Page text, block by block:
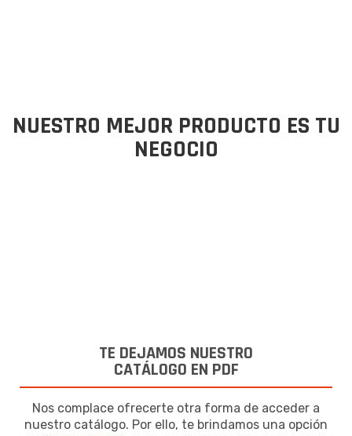
NUESTRO MEJOR PRODUCTO ES TU
NEGOCIO
TE DEJAMOS NUESTRO
CATÁLOGO EN PDF
Nos complace ofrecerte otra forma de acceder a
nuestro catálogo. Por ello, te brindamos una opción